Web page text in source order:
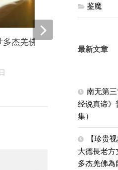
杰羌佛詩詞歌賦欣賞-
鉴魔
最新文章
南无第
经说真谛》
集）
【珍贵
大德長老
多杰羌佛為